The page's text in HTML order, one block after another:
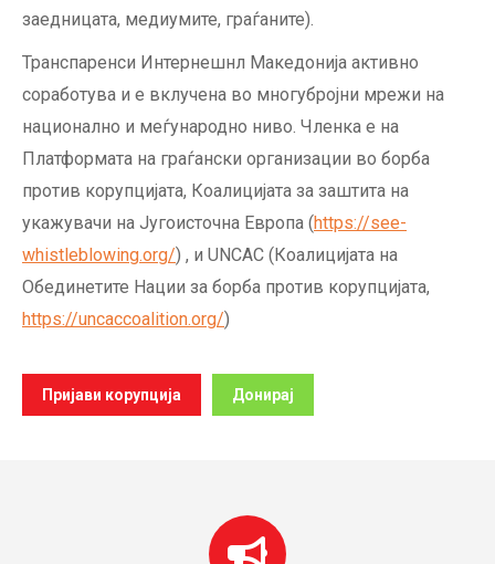
заедницата, медиумите, граѓаните).
Транспаренси Интернешнл Македонија активно
соработува и е вклучена во многубројни мрежи на
национално и меѓународно ниво. Членка е на
Платформата на граѓански организации во борба
против корупцијата, Коалицијата за заштита на
укажувачи на Југоисточна Европа (https://see-
whistleblowing.org/) , и UNCAC (Коалицијата на
Обединетите Нации за борба против корупцијата,
https://uncaccoalition.org/)
Пријави корупција Донирај